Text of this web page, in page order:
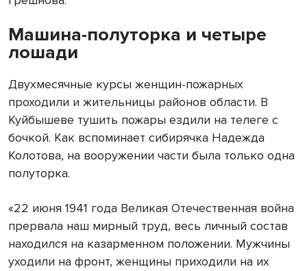
Машина-полуторка и четыре
лошади
Двухмесячные курсы женщин-пожарных
проходили и жительницы районов области. В
Куйбышеве тушить пожары ездили на телеге с
бочкой. Как вспоминает сибирячка Надежда
Колотова, на вооружении части была только одна
полуторка.
«22 июня 1941 года Великая Отечественная война
прервала наш мирный труд, весь личный состав
находился на казарменном положении. Мужчины
уходили на фронт, женщины приходили на их